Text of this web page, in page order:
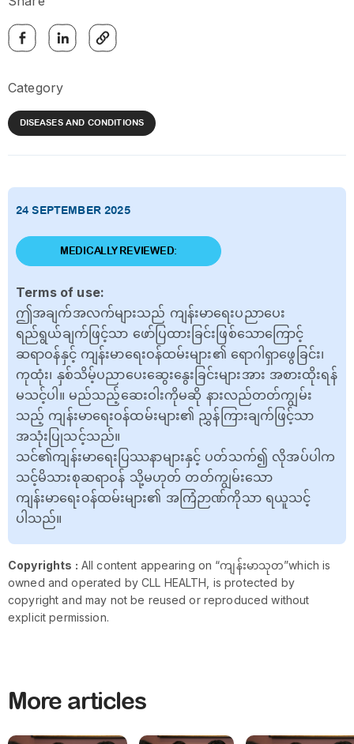
Category
DISEASES AND CONDITIONS
24 SEPTEMBER 2025
MEDICALLY REVIEWED:
Terms of use:
ဤအချက်အလက်များသည် ကျန်းမာရေးပညာပေး
ရည်ရွယ်ချက်ဖြင့်သာ ဖော်ပြထားခြင်းဖြစ်သောကြောင့်
ဆရာဝန်နှင့် ကျန်းမာရေးဝန်ထမ်းများ၏ ရောဂါရှာဖွေခြင်း၊
ကုထုံး၊ နှစ်သိမ့်ပညာပေးဆွေးနွေးခြင်းများအား အစားထိုးရန်
မသင့်ပါ။ မည်သည့်ဆေးဝါးကိုမဆို နားလည်တတ်ကျွမ်း
သည့် ကျန်းမာရေးဝန်ထမ်းများ၏ ညွှန်ကြားချက်ဖြင့်သာ
အသုံးပြုသင့်သည်။
သင်၏ကျန်းမာရေးပြဿနာများနှင့် ပတ်သက်၍ လိုအပ်ပါက
သင့်မိသားစုဆရာဝန် သို့မဟုတ် တတ်ကျွမ်းသော
ကျန်းမာရေးဝန်ထမ်းများ၏ အကြံဉာဏ်ကိုသာ ရယူသင့်
ပါသည်။
Copyrights : All content appearing on “ကျန်းမာသုတ”which is
owned and operated by CLL HEALTH, is protected by
copyright and may not be reused or reproduced without
explicit permission.
More articles